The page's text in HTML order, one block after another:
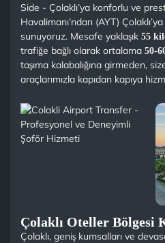
Side - Çolaklı’ya konforlu ve
Havalimanı’ndan (AYT)
sunuyoruz. Mesafe yaklaşık55
trafiğe bağlı olarak ortalama50-
taşıma kalabalığına girmeden,
araçlarımızla kapıdan kapıya
Çolaklı Oteller Bölgesi
Çolaklı, geniş kumsalları ve